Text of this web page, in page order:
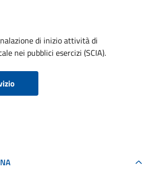
di inizio attività di
nei pubblici esercizi (SCIA).